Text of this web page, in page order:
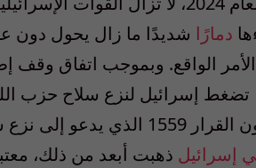
دمارًا شديدًا ما زال يحول دون
الواقع. وبموجب اتفاق وقف
للعام 2024، وتماشيًا مع قرار مجلس الأمن رقم 1701، تضغط إسرائيل لنزع
جنوب نهر الليطاني، بينما يعيد هذا القرار التأكيد على مضمون القرار 1559
إسرائيل ذهبت أبعد من ذلك،